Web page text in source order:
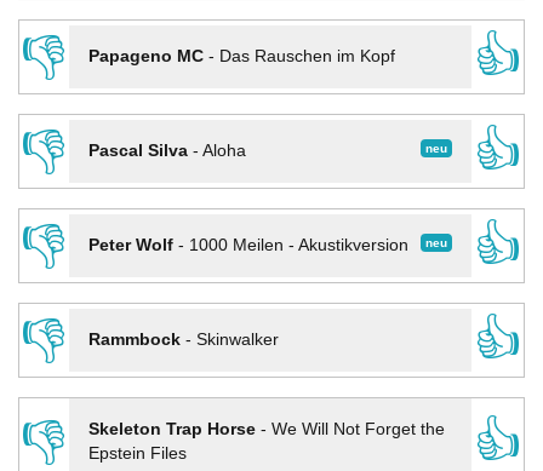
👎
Papageno MC- Das Rauschen im Kopf
👍
👎
neu
Pascal Silva- Aloha
👍
👎
neu
Peter Wolf- 1000 Meilen - Akustikversion
👍
👎
Rammbock- Skinwalker
👍
👎
Skeleton Trap Horse- We Will Not Forget the
Epstein Files
👍